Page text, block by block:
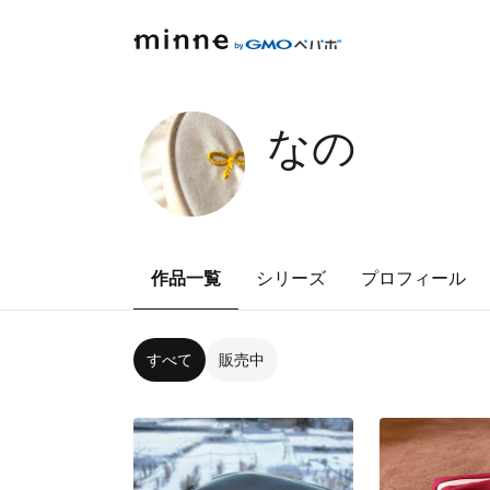
なの
作品一覧 シリーズ プロフィール
すべて 販売中